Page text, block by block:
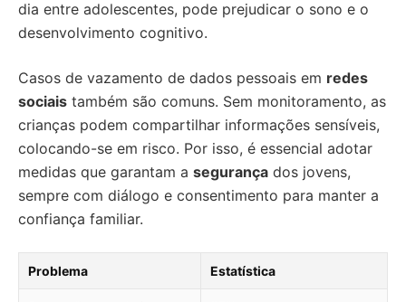
dia entre adolescentes, pode prejudicar o sono e o
desenvolvimento cognitivo.
Casos de vazamento de dados pessoais em redes
sociais também são comuns. Sem monitoramento, as
crianças podem compartilhar informações sensíveis,
colocando-se em risco. Por isso, é essencial adotar
medidas que garantam a segurança dos jovens,
sempre com diálogo e consentimento para manter a
confiança familiar.
Problema Estatística